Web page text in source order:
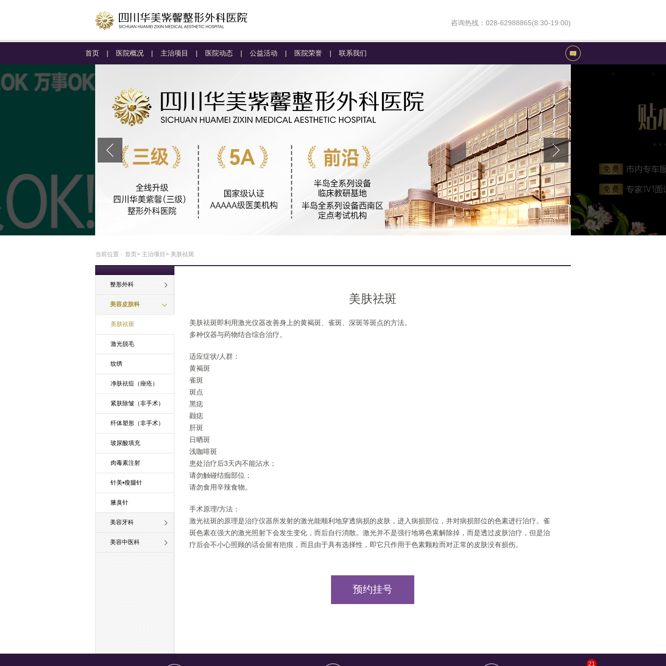
咨询热线：028-62988865(8:30-19:00)
首页 | 医院概况 | 主治项目 | 医院动态 | 公益活动 | 医院荣誉 | 联系我们
21
当前位置： 首页> 主治项目 > 美肤祛斑
整形外科
美容皮肤科
美肤祛斑
激光脱毛
纹绣
净肤祛痘（痤疮）
紧肤除皱（非手术）
纤体塑形（非手术）
玻尿酸填充
肉毒素注射
针美•瘦腿针
腋臭针
美容牙科
美容中医科
美肤祛斑
美肤祛斑即利用激光仪器改善身上的黄褐斑、雀斑、深斑等斑点的方法。
多种仪器与药物结合综合治疗。
适应症状/人群：
黄褐斑
雀斑
斑点
黑痣
颧痣
肝斑
日晒斑
浅咖啡斑
患处治疗后3天内不能沾水；
请勿触碰结痂部位；
请勿食用辛辣食物。
手术原理/方法：
激光祛斑的原理是治疗仪器所发射的激光能顺利地穿透病损的皮肤，进入病损部位，并对病损部位的色素进行治疗。雀
斑色素在强大的激光照射下会发生变化，而后自行消散。激光并不是强行地将色素解除掉，而是透过皮肤治疗，但是治
疗后会不小心照顾的话会留有疤痕，而且由于具有选择性，即它只作用于色素颗粒而对正常的皮肤没有损伤。
预约挂号